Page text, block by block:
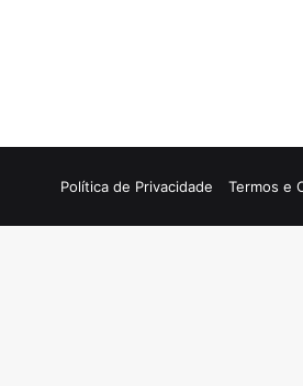
Política de Privacidade Termos e